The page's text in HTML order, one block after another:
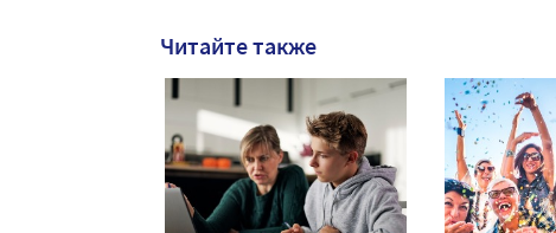
Читайте также